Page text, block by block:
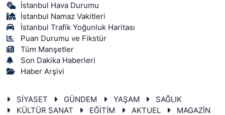
İstanbul Hava Durumu
İstanbul Namaz Vakitleri
İstanbul Trafik Yoğunluk Haritası
Puan Durumu ve Fikstür
Tüm Manşetler
Son Dakika Haberleri
Haber Arşivi
SİYASET GÜNDEM YAŞAM
SAĞLIK
KÜLTÜR SANAT
EĞİTİM AKTUEL MAGAZİN